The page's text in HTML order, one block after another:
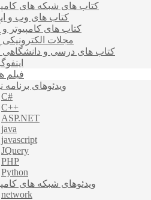
کتاب های شبکه های
کتاب های وب و
کتاب های کامپیوتر
مجلات
کتاب های درسی و دانشگاهی
فیلم
ویدئوهای برنامه
C#
C++
ASP.NET
java
javascript
JQuery
PHP
Python
ویدئوهای شبکه های
network